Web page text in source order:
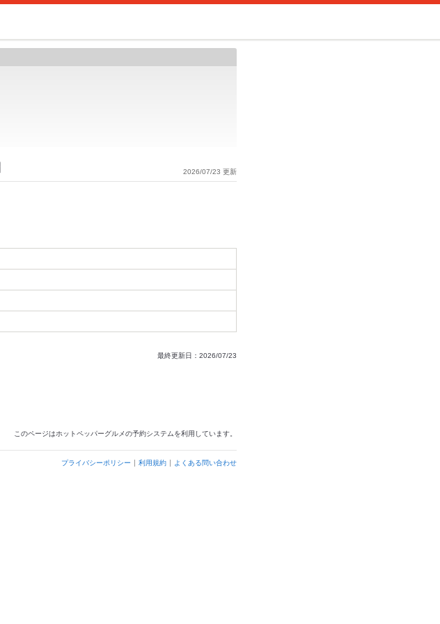
2026/07/23 更新
最終更新日：2026/07/23
このページはホットペッパーグルメの予約システムを利用しています。
プライバシーポリシー 利用規約 よくある問い合わせ